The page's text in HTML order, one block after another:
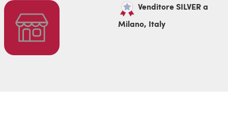
Venditore SILVER a
Milano, Italy